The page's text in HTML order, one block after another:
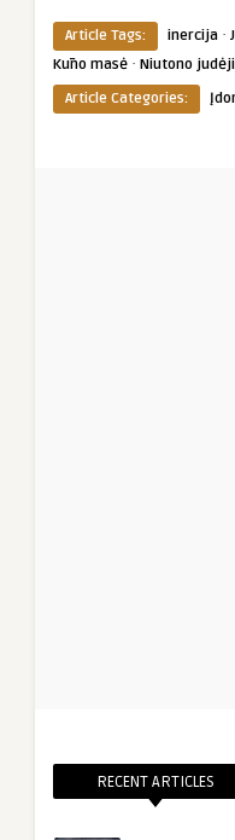
Article Tags: inercija ·
Kūno masė · Niutono
Article Categories:
RECENT ARTICLES